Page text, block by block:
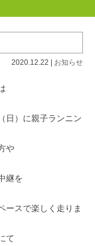
2020.12.22 | お知らせ
日）に親子ランニン
や
継を
ースで楽しく走りま
て